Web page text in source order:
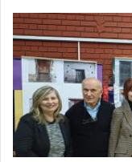
Изложба
„Стари
македонски
порти“
во
Вршац